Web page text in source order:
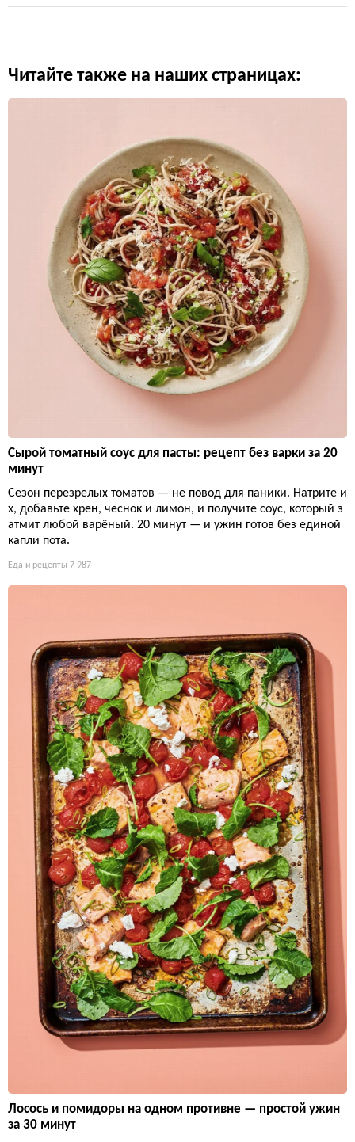
Читайте также на наших страницах:
Сырой томатный соус для пасты: рецепт без варки за 20
минут
Сезон перезрелых томатов — не повод для паники. Натрите и
х, добавьте хрен, чеснок и лимон, и получите соус, который з
атмит любой варёный. 20 минут — и ужин готов без единой
капли пота.
Еда и рецепты 7 987
Лосось и помидоры на одном противне — простой ужин
за 30 минут